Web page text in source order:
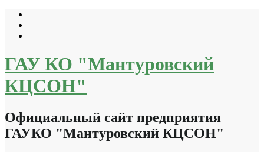
Перейти
содержимому
ГАУ КО "Мантуровский
КЦСОН"
Официальный сайт предприятия
ГАУКО "Мантуровский КЦСОН"